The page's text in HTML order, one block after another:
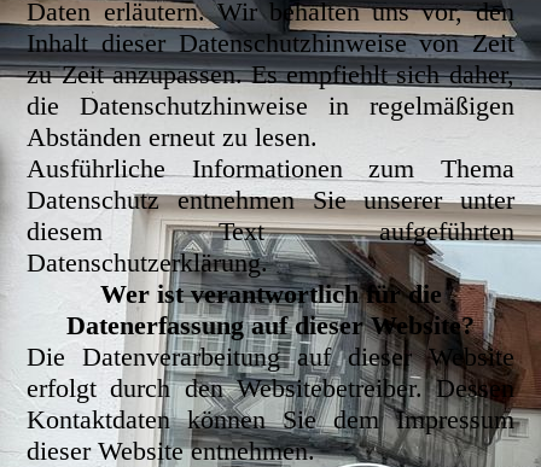
Daten erläutern. Wir behalten uns vor, den
Inhalt dieser Datenschutzhinweise von Zeit
zu Zeit anzupassen. Es empfiehlt sich daher,
die Datenschutzhinweise in regelmäßigen
Abständen erneut zu lesen.
Ausführliche Informationen zum Thema
Datenschutz entnehmen Sie unserer unter
diesem Text aufgeführten
Datenschutzerklärung.
Wer ist verantwortlich für die
Datenerfassung auf dieser Website?
Die Datenverarbeitung auf dieser Website
erfolgt durch den Websitebetreiber. Dessen
Kontaktdaten können Sie dem Impressum
dieser Website entnehmen.